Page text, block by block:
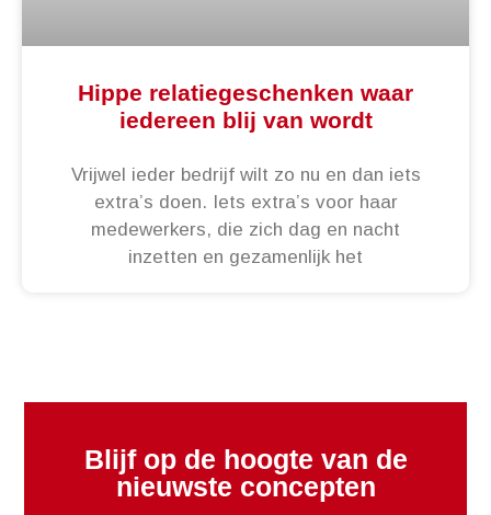
Hippe relatiegeschenken waar
iedereen blij van wordt
Vrijwel ieder bedrijf wilt zo nu en dan iets
extra’s doen. Iets extra’s voor haar
medewerkers, die zich dag en nacht
inzetten en gezamenlijk het
Blijf op de hoogte van de
nieuwste concepten